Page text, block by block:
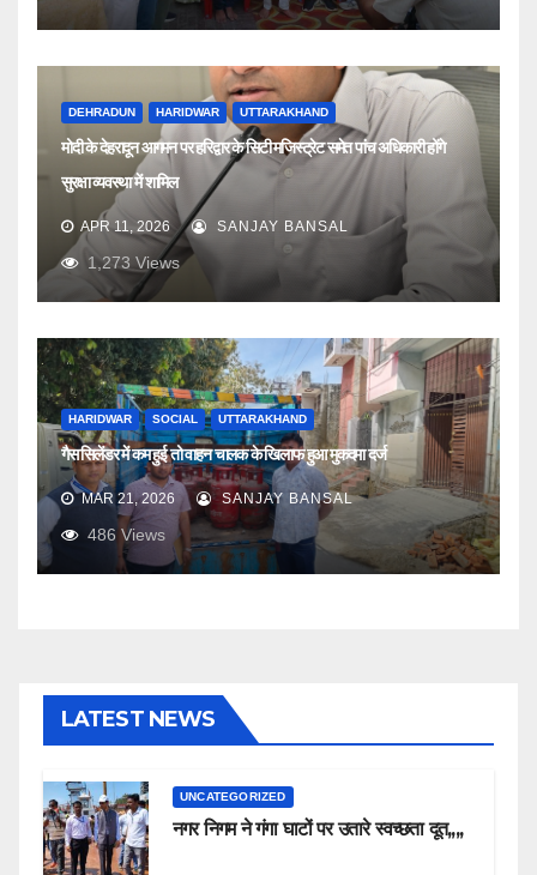
DEHRADUN HARIDWAR UTTARAKHAND
मोदी के देहरादून आगमन पर हरिद्वार के सिटी मजिस्ट्रेट समेत पांच अधिकारी होंगे
सुरक्षा व्यवस्था में शामिल
APR 11, 2026 SANJAY BANSAL
1,273 Views
HARIDWAR SOCIAL UTTARAKHAND
गैस सिलेंडर में कम हुई तो वाहन चालक के खिलाफ हुआ मुकदमा दर्ज
MAR 21, 2026 SANJAY BANSAL
486 Views
LATEST NEWS
UNCATEGORIZED
नगर निगम ने गंगा घाटों पर उतारे स्वच्छता दूत,,,,